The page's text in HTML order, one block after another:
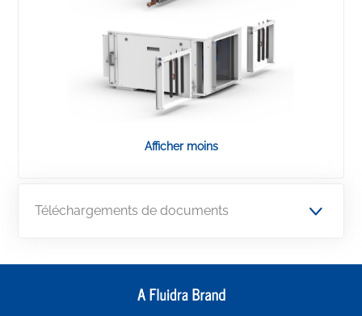
Afficher moins
Téléchargements de documents